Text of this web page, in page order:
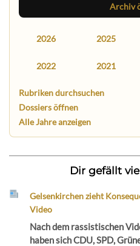
Archiv
2026 2025
2022 2021
Rubriken durchsuchen
Dossiers öffnen
Alle Jahre anzeigen
Dir gefällt
Gelsenkirchen zieht
Video
Nach dem rassistischen
haben sich CDU, SPD,